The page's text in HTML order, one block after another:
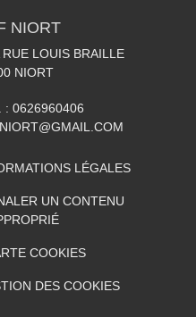
NIORT
RUE LOUIS BRAILLE
NIORT
: 0626960406
LÉGALES
UN CONTENU
COOKIES
DES COOKIES